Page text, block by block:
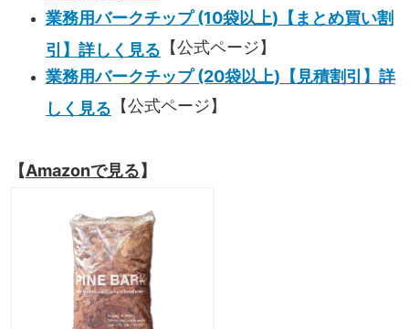
業務用バークチップ (10袋以上)【まとめ買い割
引】詳しく見る
【公式ページ】
業務用バークチップ (20袋以上)【見積割引】詳
しく見る 【公式ページ】
【Amazonで見る】